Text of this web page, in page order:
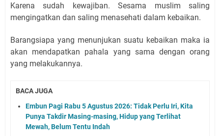
Karena sudah kewajiban. Sesama muslim saling
mengingatkan dan saling menasehati dalam kebaikan.
Barangsiapa yang menunjukan suatu kebaikan maka ia
akan mendapatkan pahala yang sama dengan orang
yang melakukannya.
BACA JUGA
Embun Pagi Rabu 5 Agustus 2026: Tidak Perlu Iri, Kita
Punya Takdir Masing-masing, Hidup yang Terlihat
Mewah, Belum Tentu Indah